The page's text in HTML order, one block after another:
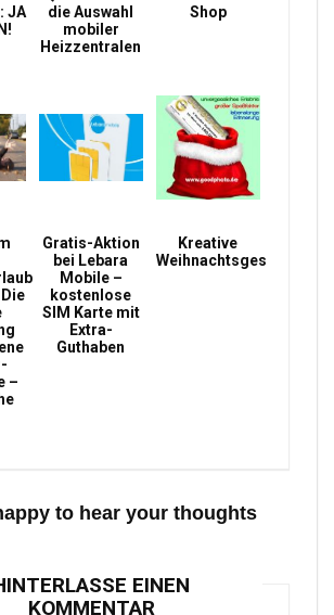
JA
die Auswahl
mobiler
Heizzentralen
Shop
–
Gratis-Aktion
bei Lebara
Mobile –
kostenlose
SIM Karte mit
Extra-
Guthaben
Kreative
Weihnachtsgeschenke
to hear your thoughts
EINEN
KOMMENTAR